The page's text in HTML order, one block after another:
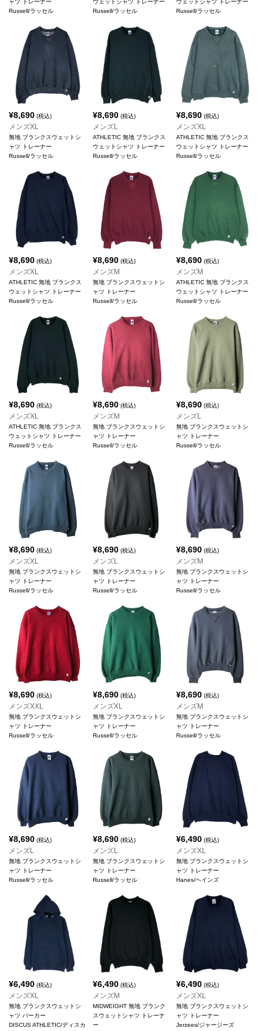
ャツ トレーナー
Russell/ラッセル
ウェットシャツ トレーナー
Russell/ラッセル
ウェットシャツ トレーナー
Russell/ラッセル
¥8,690 (税込)
メンズXL
無地 ブランクスウェットシ
ャツ トレーナー
Russell/ラッセル
¥8,690(税込)
メンズL
ATHLETIC 無地 ブランクス
ウェットシャツ トレーナー
Russell/ラッセル
¥8,690 (税込)
メンズXL
ATHLETIC 無地 ブランクス
ウェットシャツ トレーナー
Russell/ラッセル
¥8,690 (税込)
メンズXL
ATHLETIC 無地 ブランクス
ウェットシャツ トレーナー
Russell/ラッセル
¥8,690(税込)
メンズM
無地 ブランクスウェットシ
ャツ トレーナー
Russell/ラッセル
¥8,690 (税込)
メンズM
ATHLETIC 無地 ブランクス
ウェットシャツ トレーナー
Russell/ラッセル
¥8,690 (税込)
メンズXL
ATHLETIC 無地 ブランクス
ウェットシャツ トレーナー
Russell/ラッセル
¥8,690(税込)
メンズM
無地 ブランクスウェットシ
ャツ トレーナー
Russell/ラッセル
¥8,690 (税込)
メンズL
無地 ブランクスウェットシ
ャツ トレーナー
Russell/ラッセル
¥8,690 (税込)
メンズXL
無地 ブランクスウェットシ
ャツ トレーナー
Russell/ラッセル
¥8,690(税込)
メンズL
無地 ブランクスウェットシ
ャツ トレーナー
Russell/ラッセル
¥8,690 (税込)
メンズM
無地 ブランクスウェットシ
ャツ トレーナー
Russell/ラッセル
¥8,690 (税込)
メンズXXL
無地 ブランクスウェットシ
ャツ トレーナー
Russell/ラッセル
¥8,690(税込)
メンズXL
無地 ブランクスウェットシ
ャツ トレーナー
Russell/ラッセル
¥8,690 (税込)
メンズM
無地 ブランクスウェットシ
ャツ トレーナー
Russell/ラッセル
¥8,690 (税込)
メンズL
無地 ブランクスウェットシ
ャツ トレーナー
Russell/ラッセル
¥8,690(税込)
メンズL
無地 ブランクスウェットシ
ャツ トレーナー
Russell/ラッセル
¥6,490 (税込)
メンズXL
無地 ブランクスウェットシ
ャツ トレーナー
Hanes/ヘインズ
¥6,490 (税込)
メンズXL
無地 ブランクスウェットシ
ャツ パーカー
DISCUS ATHLETIC/ディスカ
¥6,490(税込)
メンズM
MIDWEIGHT 無地 ブランク
スウェットシャツ トレーナ
ー
¥6,490 (税込)
メンズXL
無地 ブランクスウェットシ
ャツ トレーナー
Jerzees/ジャージーズ